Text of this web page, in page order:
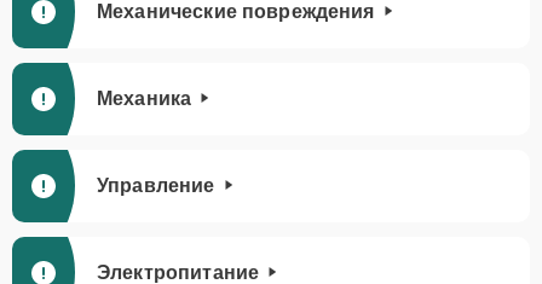
Механические повреждения
Механика
Управление
Электропитание